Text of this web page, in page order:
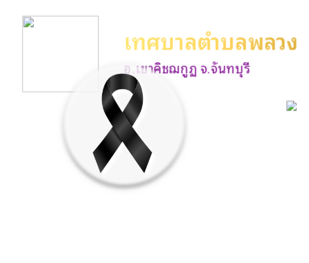
เทศบาลตำบลพลวง
อ.เขาคิชฌกูฏ จ.จันทบุรี